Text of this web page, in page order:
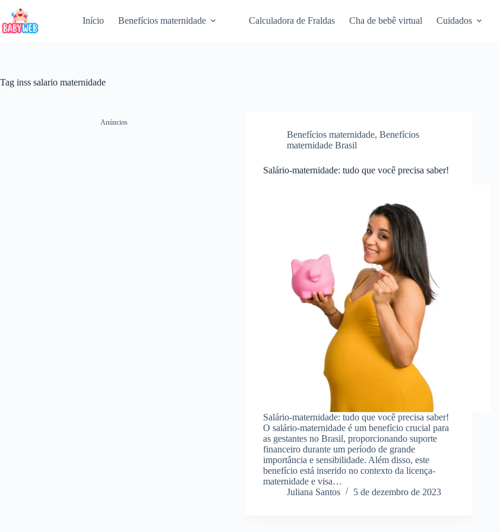
para
o
conteúdo
Início Benefícios maternidade Calculadora de Fraldas Cha de bebê virtual Cuidados
Tag inss salario maternidade
Anúncios
Benefícios maternidade,Benefícios
maternidade Brasil
Salário-maternidade: tudo que você precisa saber!
Salário-maternidade: tudo que você precisa saber!
O salário-maternidade é um benefício crucial para
as gestantes no Brasil, proporcionando suporte
financeiro durante um período de grande
importância e sensibilidade. Além disso, este
benefício está inserido no contexto da licença-
maternidade e visa…
Juliana Santos
5 de dezembro de 2023